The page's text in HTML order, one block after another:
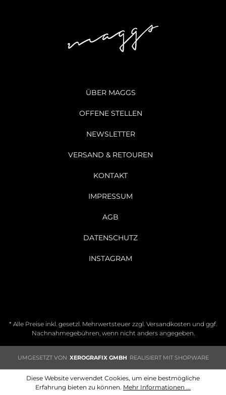
ÜBER MAGGS
OFFENE STELLEN
NEWSLETTER
VERSAND & RETOUREN
KONTAKT
IMPRESSUM
AGB
DATENSCHUTZ
INSTAGRAM
* Alle Preise inkl. gesetzl. Mehrwertsteuer zzgl. Versandkosten und ggf.
Nachnahmegebühren, wenn nicht anders angegeben.
UMGESETZT VON XEROGRAFIX GMBH REALISIERT MIT SHOPWARE
Diese Website verwendet Cookies, um eine bestmögliche
Erfahrung bieten zu können. Mehr Informationen ...